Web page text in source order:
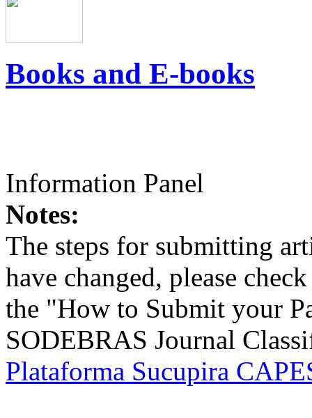
Books and E-books
Information Panel
Notes:
The steps for submitting
have changed, please
the "How to Submit your
SODEBRAS Journal
Plataforma Sucupira